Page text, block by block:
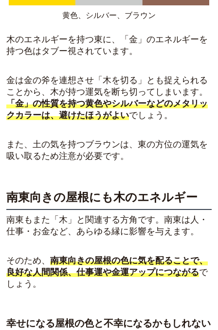
黄色、シルバー、ブラウン
木のエネルギーを持つ東に、「金」のエネルギーを
持つ色はタブー視されています。
金は金の斧を連想させ「木を切る」とも捉えられる
ことから、木が持つ運気を断ち切ってしまいます。
「金」の性質を持つ黄色やシルバーなどのメタリッ
クカラーは、避けたほうがよいでしょう。
また、 土の気を持つブラウンは、東の方位の運気を
吸い取るため注意が必要です。
南東向きの屋根にも木のエネルギー
南東もまた「木」と関連する方角です。南東は人・
仕事・お金など、あらゆる縁に影響を与えます。
そのため、南東向きの屋根の色に気を配ることで、
良好な人間関係、仕事運や金運アップにつながるで
しょう。
幸せになる屋根の色と不幸になるかもしれない